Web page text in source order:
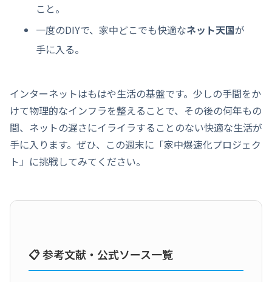
こと。
一度のDIYで、家中どこでも快適なネット天国が
手に入る。
インターネットはもはや生活の基盤です。少しの手間をか
けて物理的なインフラを整えることで、その後の何年もの
間、ネットの遅さにイライラすることのない快適な生活が
手に入ります。ぜひ、この週末に「家中爆速化プロジェク
ト」に挑戦してみてください。
📋 参考文献・公式ソース一覧